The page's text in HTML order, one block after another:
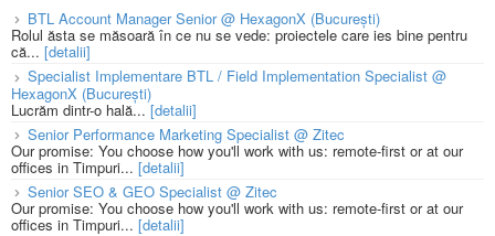
BTL Account Manager Senior @ HexagonX (București)
Rolul ăsta se măsoară în ce nu se vede: proiectele care ies bine pentru
că... [detalii]
Specialist Implementare BTL / Field Implementation Specialist @
HexagonX (București)
Lucrăm dintr-o hală...[detalii]
Senior Performance Marketing Specialist @ Zitec
Our promise: You choose how you'll work with us: remote-first or at our
offices in Timpuri... [detalii]
Senior SEO & GEO Specialist @ Zitec
Our promise: You choose how you'll work with us: remote-first or at our
offices in Timpuri... [detalii]